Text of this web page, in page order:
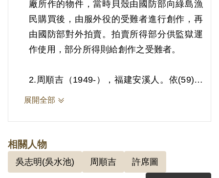
廠所作的物件，當時貝殼由國防部向綠島漁
民購買後，由服外役的受難者進行創作，再
由國防部對外拍賣。拍賣所得部分供監獄運
作使用，部分所得則給創作之受難者。
2.周順吉（1949-），福建安溪人。依(59)更
字第14號判決書，案發時為工人，周順吉由
（簡稱「統中會」），復吸收吳水池等人，
後經許君指派為龍雲戰鬥團團長等情。1969
年2月13日被羈押。1971年經臺灣警備總司
令部以《懲治叛亂條例》第2條第1項「意圖
展開全部
相關人物
吳志明(吳水池) 周順吉 許席圖